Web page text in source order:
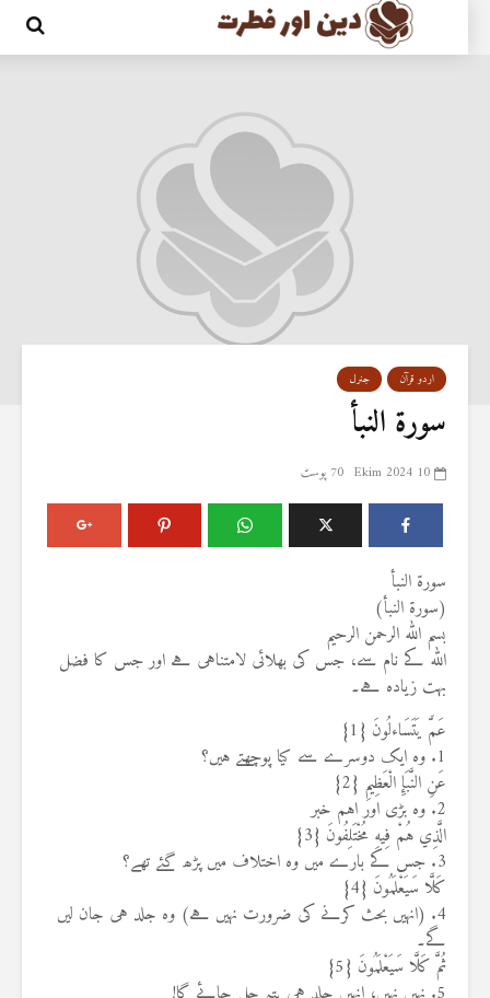
اردو قرآن جنرل
سورة النبأ
10 Ekim 2024 70 پوسٹ
سورة النبأ
(سورۃ النبأ)
بسم الله الرحمن الرحيم
اللہ کے نام سے، جس کی بھلائی لامتناہی ہے اور جس کا فضل
بہت زیادہ ہے۔
عَمَّ يَتَسَاءلُونَ {1}
عَنِ النَّبَإِ الْعَظِيمِ {2}
الَّذِي هُمْ فِيهِ مُخْتَلِفُونَ {3}
كَلَّا سَيَعْلَمُونَ {4}
4. (انہیں بحث کرنے کی ضرورت نہیں ہے) وہ جلد ہی جان لیں
گے۔
ثُمَّ كَلَّا سَيَعْلَمُونَ {5}